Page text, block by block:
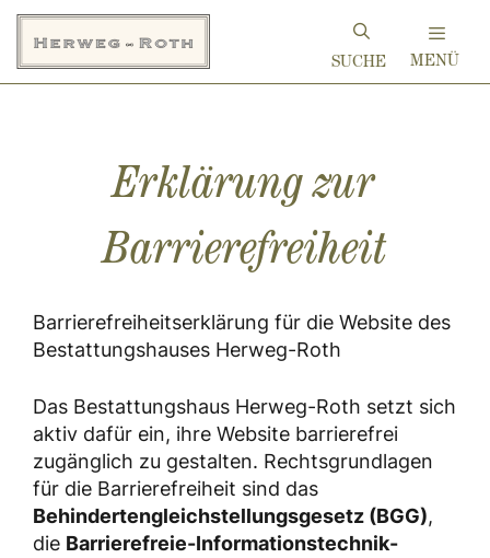
Zum
Inhalt
springen
MENÜ
Erklärung zur
Barrierefreiheit
Barrierefreiheitserklärung für die Website des
Bestattungshauses Herweg-Roth
Das Bestattungshaus Herweg-Roth setzt sich
aktiv dafür ein, ihre Website barrierefrei
zugänglich zu gestalten. Rechtsgrundlagen
für die Barrierefreiheit sind das
Behindertengleichstellungsgesetz (BGG),
die Barrierefreie-Informationstechnik-